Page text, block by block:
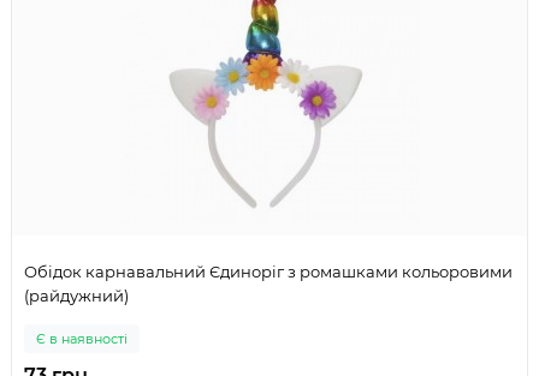
Обідок карнавальний Єдиноріг з ромашками кольоровими
(райдужний)
Є в наявності